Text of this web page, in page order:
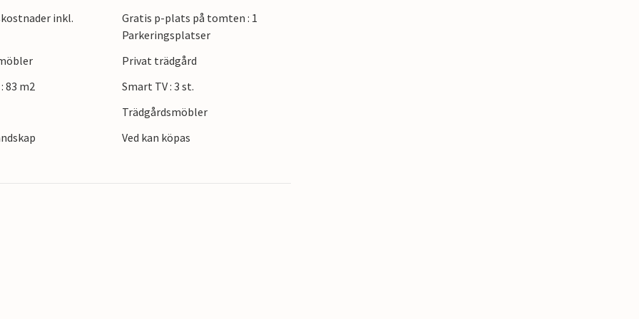
vardagsrummet, som inbjuder till mysiga
Din bostad kompletteras av en välskött,
ett besök till upptäcktsbadet och Damper
staden Eckernförde i söder. Det finns
boende vid Östersjön.
inkl.
Gratis p-plats på tomten : 1
Parkeringsplatser
Privat trädgård
83 m2
Smart TV : 3 st.
Trädgårdsmöbler
Ved kan köpas